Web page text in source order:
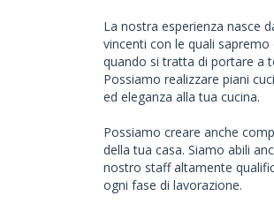
La nostra esperienza nasce
vincenti con le quali
quando si tratta di portare a
Possiamo realizzare piani
ed eleganza alla tua cucina.
Possiamo creare anche
della tua casa. Siamo abili
nostro staff altamente
ogni fase di lavorazione.